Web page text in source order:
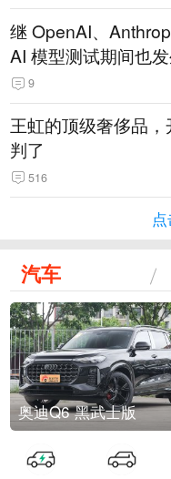
继 OpenAI、
AI 模型测试期间也
9
王虹的顶级奢侈品
判了
516
汽车
奥迪Q6 黑武士版